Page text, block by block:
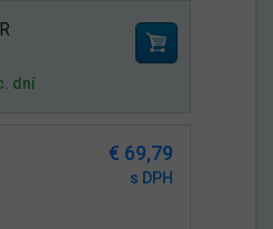
dní
€ 69,79
s DPH